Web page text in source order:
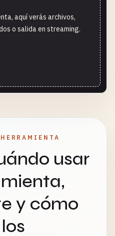
aquí verás archivos,
o salida en streaming.
usar
y cómo